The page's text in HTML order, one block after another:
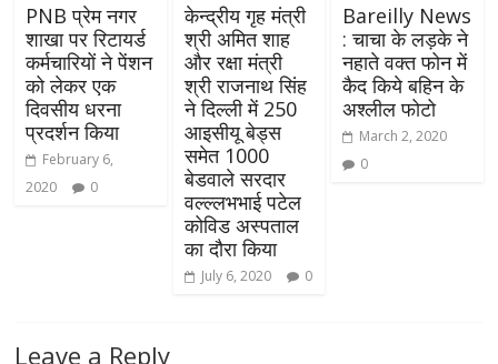
PNB प्रेम नगर
शाखा पर रिटायर्ड
कर्मचारियों ने पेंशन
को लेकर एक
दिवसीय धरना
प्रदर्शन किया
February 6,
2020
0
केन्द्रीय गृह मंत्री
श्री अमित शाह
और रक्षा मंत्री
श्री राजनाथ सिंह
ने दिल्ली में 250
आइसीयू बेड्स
समेत 1000
बेडवाले सरदार
वल्ल्लभभाई पटेल
कोविड अस्पताल
का दौरा किया
July 6, 2020 0
Bareilly News
: चाचा के लड़के ने
नहाते वक्त फोन में
कैद किये बहिन के
अश्लील फोटो
March 2, 2020
0
Leave a Reply